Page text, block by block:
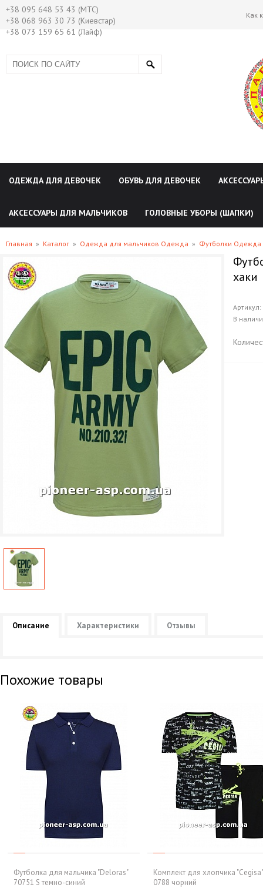
+38 095 648 53 43 (МТС)
+38 068 963 30 73 (Киевстар)
+38 073 159 65 61 (Лайф)
Как
ОДЕЖДА ДЛЯ ДЕВОЧЕК ОБУВЬ ДЛЯ ДЕВОЧЕК
АКСЕССУАРЫ ДЛЯ МАЛЬЧИКОВ ГОЛОВНЫЕ УБОРЫ (ШАПКИ)
Главная » Каталог » Одежда для мальчиков Одежда » Футболки Одежда
хаки
Артикул:
В
Описание Характеристики Отзывы
Похожие товары
Футболка для мальчика "Deloras"
70751 S темно-синий
Комплект для хлопчика "Cegisa"
0788 чорний